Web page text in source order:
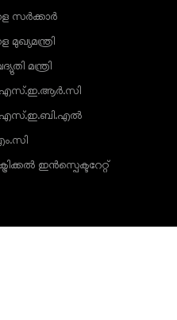
സർക്കാർ
മുഖ്യമന്ത്രി
മന്ത്രി
ഇൻസ്പെക്ടറേറ്റ്